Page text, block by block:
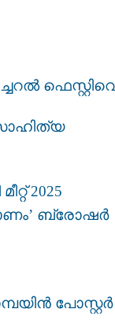
2025
ബ്രോഷർ
പോസ്റ്റർ